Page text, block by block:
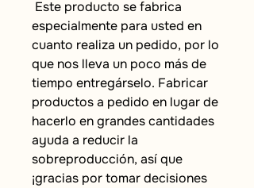
especialmente para usted en
cuanto realiza un pedido, por lo
que nos lleva un poco más de
tiempo entregárselo. Fabricar
productos a pedido en lugar de
hacerlo en grandes cantidades
ayuda a reducir la
sobreproducción, así que
¡gracias por tomar decisiones